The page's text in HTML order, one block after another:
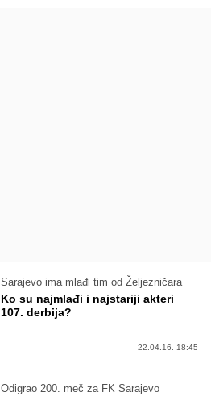
Sarajevo ima mlađi tim od Željezničara
Ko su najmlađi i najstariji akteri
107. derbija?
22.04.16. 18:45
Odigrao 200. meč za FK Sarajevo